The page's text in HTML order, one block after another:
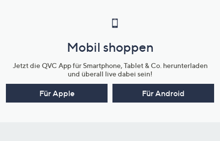
Mobil shoppen
Jetzt die QVC App für Smartphone, Tablet & Co. herunterladen
und überall live dabei sein!
Für Apple Für Android